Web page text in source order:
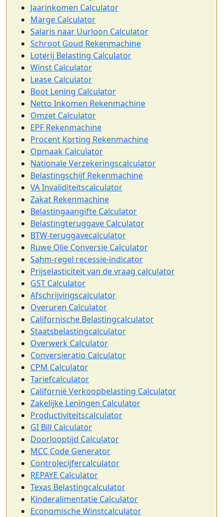
Jaarinkomen Calculator
Marge Calculator
Salaris naar Uurloon Calculator
Schroot Goud Rekenmachine
Loterij Belasting Calculator
Winst Calculator
Lease Calculator
Boot Lening Calculator
Netto Inkomen Rekenmachine
Omzet Calculator
EPF Rekenmachine
Procent Korting Rekenmachine
Opmaak Calculator
Nationale Verzekeringscalculator
Belastingschijf Rekenmachine
VA Invaliditeitscalculator
Zakat Rekenmachine
Belastingaangifte Calculator
Belastingteruggave Calculator
BTW-teruggavecalculator
Ruwe Olie Conversie Calculator
Sahm-regel recessie-indicator
Prijselasticiteit van de vraag calculator
GST Calculator
Afschrijvingscalculator
Overuren Calculator
Californische Belastingcalculator
Staatsbelastingcalculator
Overwerk Calculator
Conversieratio Calculator
CPM Calculator
Tariefcalculator
Californië Verkoopbelasting Calculator
Zakelijke Leningen Calculator
Productiviteitscalculator
GI Bill Calculator
Doorlooptijd Calculator
MCC Code Generator
Controlecijfercalculator
REPAYE Calculator
Texas Belastingcalculator
Kinderalimentatie Calculator
Economische Winstcalculator